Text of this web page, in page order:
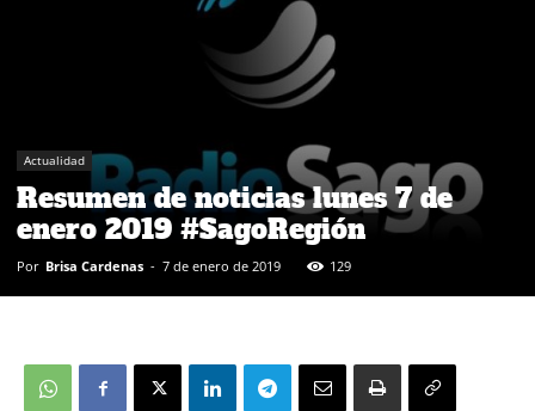
Actualidad
Resumen de noticias lunes 7 de
enero 2019 #SagoRegión
Por Brisa Cardenas - 7 de enero de 2019 129